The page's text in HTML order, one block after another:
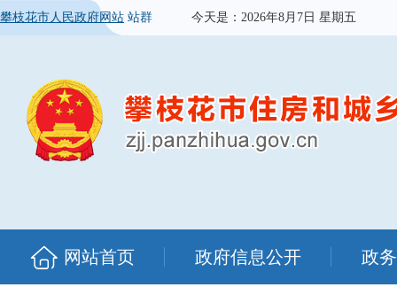
攀枝花市人民政府网站 站群 今天是： 2026年8月7日 星期五
网站首页 政府信息公开 政